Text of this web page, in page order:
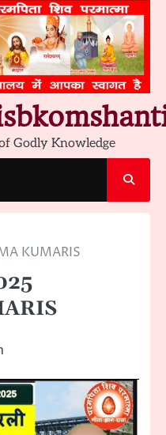
Godly Knowledge
KUMARIS